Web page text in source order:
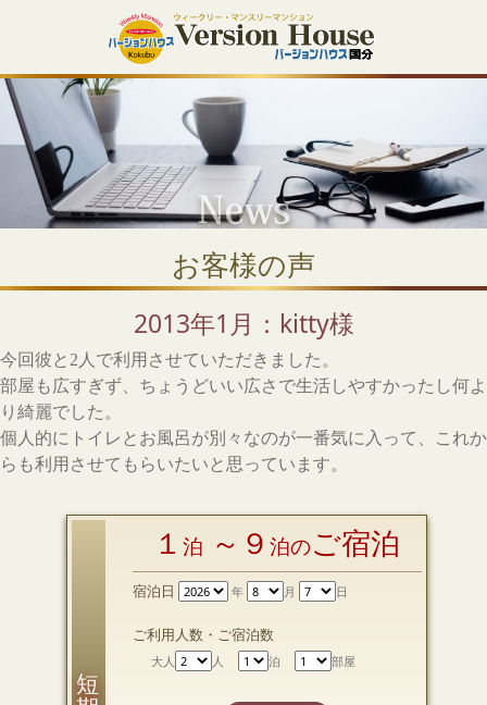
お客様の声
2013年1月：kitty様
今回彼と2人で利用させていただきました。
部屋も広すぎず、ちょうどいい広さで生活しやすかったし何よ
り綺麗でした。
個人的にトイレとお風呂が別々なのが一番気に入って、これか
らも利用させてもらいたいと思っています。
１ 泊 ～９ 泊のご宿泊
宿泊日 年 月 日
ご利用人数・ご宿泊数
大人 人 泊 部屋